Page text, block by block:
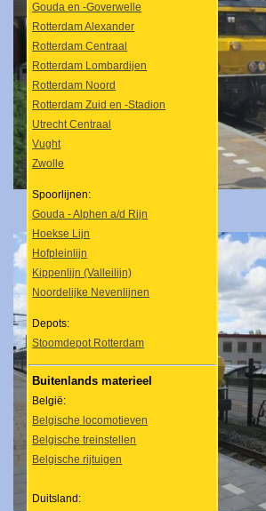
Gouda en -Goverwelle
Rotterdam Alexander
Rotterdam Centraal
Rotterdam Lombardijen
Rotterdam Noord
Rotterdam Zuid en -Stadion
Utrecht Centraal
Vught
Zwolle
Spoorlijnen:
Gouda - Alphen a/d Rijn
Hoekse Lijn
Hofpleinlijn
Kippenlijn (Valleilijn)
Noordelijke Nevenlijnen
Depots:
Stoomdepot Rotterdam
Buitenlands materieel
België:
Belgische locomotieven
Belgische treinstellen
Belgische rijtuigen
Duitsland: